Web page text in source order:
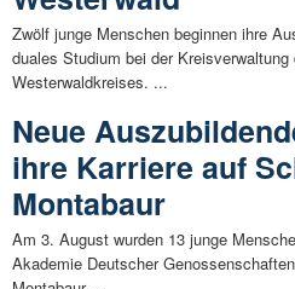
Zwölf junge Menschen beginnen ihre
duales Studium bei der Kreisverwaltung
Westerwaldkreises. ...
Neue
ihre Karriere auf
Montabaur
Am 3. August wurden 13 junge
Akademie Deutscher